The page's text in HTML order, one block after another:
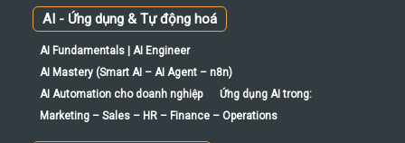
AI - Ứng dụng & Tự động hoá
AI Fundamentals | AI Engineer
AI Mastery (Smart AI – AI Agent – n8n)
AI Automation cho doanh nghiệp
Ứng dụng AI trong:
Marketing – Sales – HR – Finance – Operations